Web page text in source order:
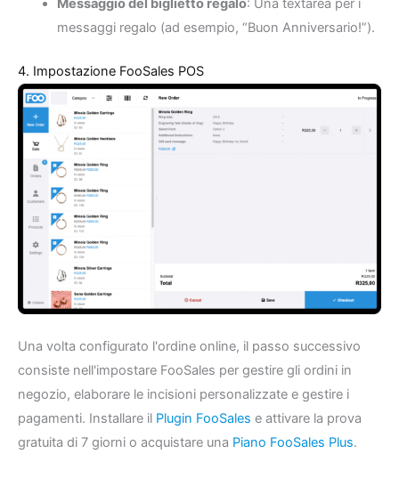
Messaggio del biglietto regalo: Una textarea per i
messaggi regalo (ad esempio, “Buon Anniversario!”).
4. Impostazione FooSales POS
Una volta configurato l'ordine online, il passo successivo
consiste nell'impostare FooSales per gestire gli ordini in
negozio, elaborare le incisioni personalizzate e gestire i
pagamenti. Installare il Plugin FooSales e attivare la prova
gratuita di 7 giorni o acquistare una Piano FooSales Plus.